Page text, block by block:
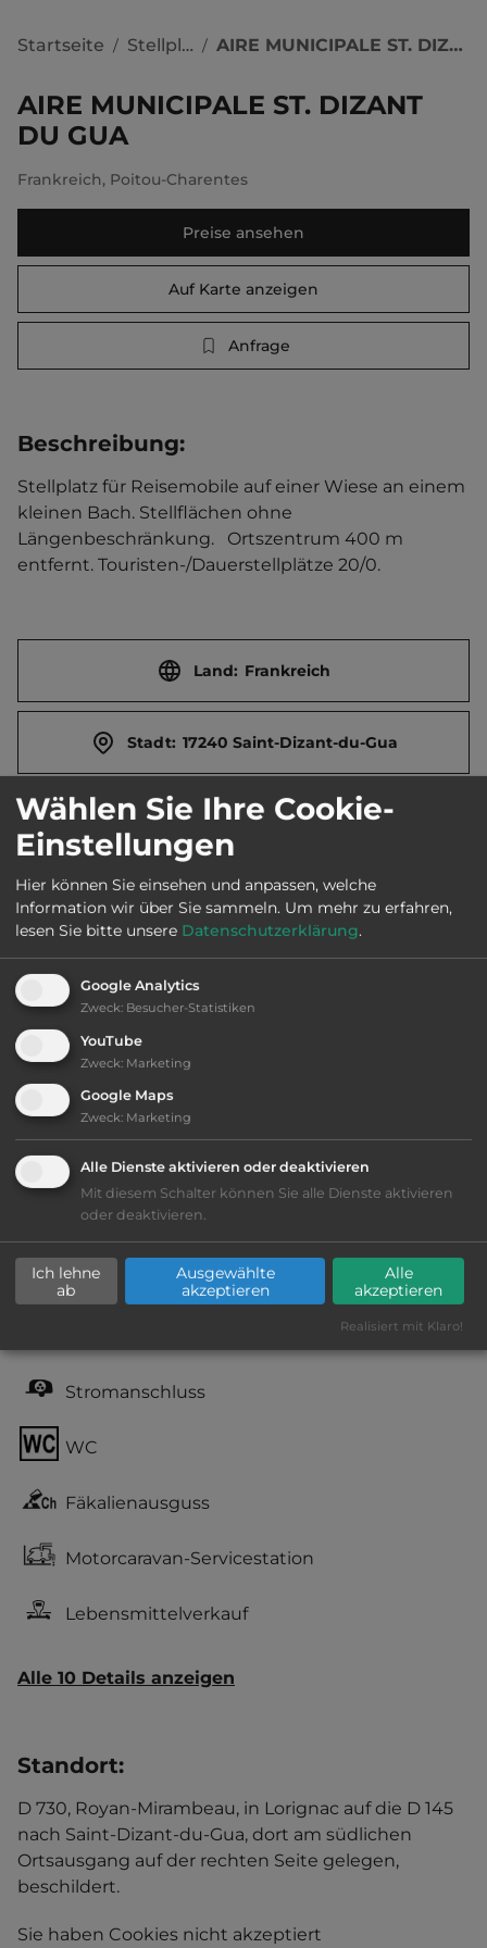
Startseite / Stellplätze / AIRE MUNICIPALE ST. DIZANT DU GUA
AIRE MUNICIPALE ST. DIZANT
DU GUA
Frankreich, Poitou-Charentes
Preise ansehen
Auf Karte anzeigen
Anfrage
Beschreibung:
Stellplatz für Reisemobile auf einer Wiese an einem
kleinen Bach. Stellflächen ohne
Längenbeschränkung.   Ortszentrum 400 m
entfernt. Touristen-/Dauerstellplätze 20/0.
Land: Frankreich
Stadt: 17240 Saint-Dizant-du-Gua
Straße: Rue du Pérat 6
E-Mail: mairie@saintdizantdugua.fr
Öffnungszeiten: Ganzjährig geöffnet
Ausstattung:
Lage: schön
Geräuschkulisse: überwiegend ruhig
sandiger Grund
Grasgelände, Wiese
Stromanschluss
WC
Fäkalienausguss
Motorcaravan-Servicestation
Lebensmittelverkauf
Alle 10 Details anzeigen
Standort:
D 730, Royan-Mirambeau, in Lorignac auf die D 145
nach Saint-Dizant-du-Gua, dort am südlichen
Ortsausgang auf der rechten Seite gelegen,
beschildert.
Sie haben Cookies nicht akzeptiert
Wählen Sie Ihre Cookie-
Einstellungen
Hier können Sie einsehen und anpassen, welche
Information wir über Sie sammeln. Um mehr zu erfahren,
lesen Sie bitte unsere Datenschutzerklärung.
Google Analytics
Zweck: Besucher-Statistiken
YouTube
Zweck: Marketing
Google Maps
Zweck: Marketing
Alle Dienste aktivieren oder deaktivieren
Mit diesem Schalter können Sie alle Dienste aktivieren
oder deaktivieren.
Ich lehne
ab
Ausgewählte
akzeptieren
Alle
akzeptieren
Realisiert mit Klaro!